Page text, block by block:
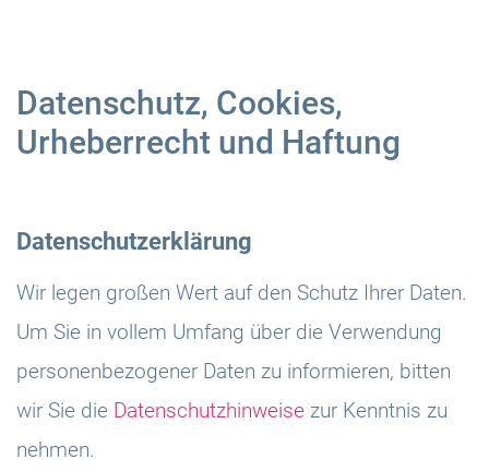
Datenschutz, Cookies,
Urheberrecht und Haftung
Datenschutzerklärung
Wir legen großen Wert auf den Schutz Ihrer Daten.
Um Sie in vollem Umfang über die Verwendung
personenbezogener Daten zu informieren, bitten
wir Sie die Datenschutzhinweise zur Kenntnis zu
nehmen.